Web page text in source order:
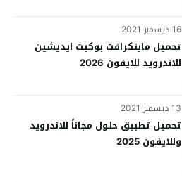
16 ديسمبر 2021
تحميل ماينكرافت بوكيت ايديشين
للاندرويد للايفون 2026
13 ديسمبر 2021
تحميل تطبيق حلول مجاناً للاندرويد
وللايفون 2025